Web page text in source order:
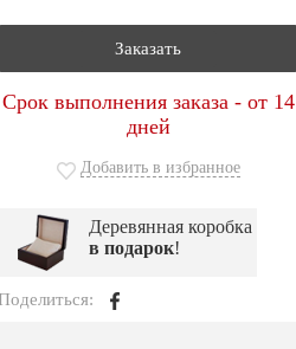
Заказать
Срок выполнения заказа - от 14
дней
Добавить в избранное
Деревянная коробка
в подарок!